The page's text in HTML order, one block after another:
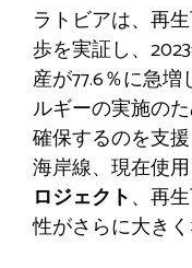
ラトビアは、再
歩を実証し、
産が77.6％に急
ルギーの実施の
確保するのを支
海岸線、現在使
ロジェクト、再
性がさらに大きく